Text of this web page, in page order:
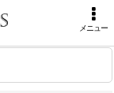
メニュー